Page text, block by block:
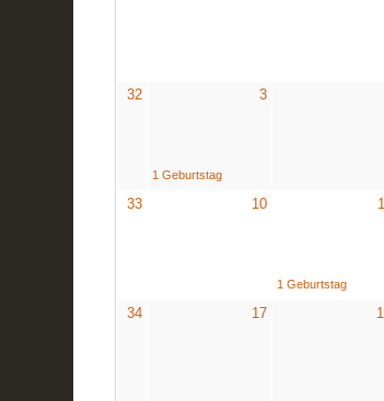
32 3
1 Geburtstag
33 10
1 Geburtstag
34 17